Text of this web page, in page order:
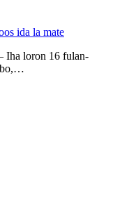
ida la mate
loron 16 fulan-